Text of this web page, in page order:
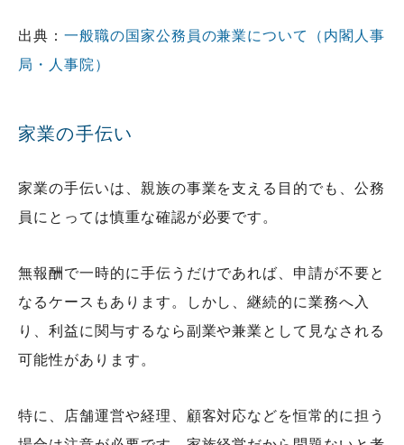
出典： 一般職の国家公務員の兼業について（内閣人事
局・人事院）
家業の手伝い
家業の手伝いは、親族の事業を支える目的でも、公務
員にとっては慎重な確認が必要です。
無報酬で一時的に手伝うだけであれば、申請が不要と
なるケースもあります。しかし、継続的に業務へ入
り、利益に関与するなら副業や兼業として見なされる
可能性があります。
特に、店舗運営や経理、顧客対応などを恒常的に担う